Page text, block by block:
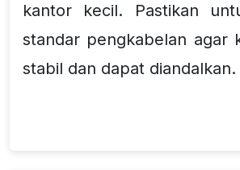
kantor kecil. Pastikan
standar pengkabelan agar
stabil dan dapat diandalkan.